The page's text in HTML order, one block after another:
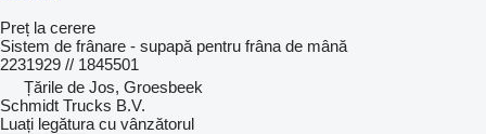
Preț la cerere
Sistem de frânare - supapă pentru frâna de mână
2231929 // 1845501
Țările de Jos, Groesbeek
Schmidt Trucks B.V.
Luați legătura cu vânzătorul